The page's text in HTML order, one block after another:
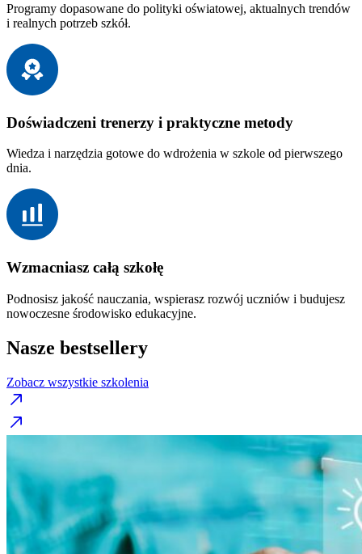
Programy dopasowane do polityki oświatowej, aktualnych trendów
i realnych potrzeb szkół.
Doświadczeni trenerzy i praktyczne metody
Wiedza i narzędzia gotowe do wdrożenia w szkole od pierwszego
dnia.
Wzmacniasz całą szkołę
Podnosisz jakość nauczania, wspierasz rozwój uczniów i budujesz
nowoczesne środowisko edukacyjne.
Nasze bestsellery
Zobacz wszystkie szkolenia